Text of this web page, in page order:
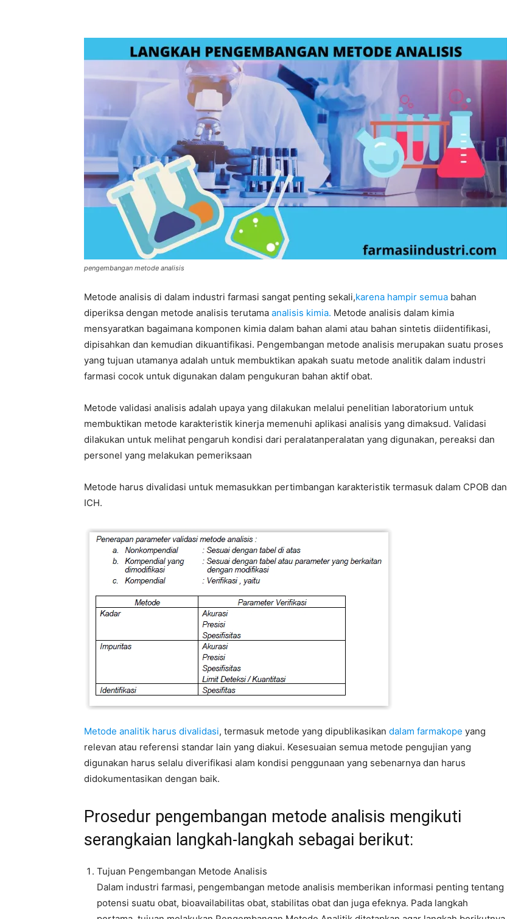
pengembangan metode analisis
Metode analisis di dalam industri farmasi sangat penting sekali,karena hampir semua bahan
diperiksa dengan metode analisis terutama analisis kimia. Metode analisis dalam kimia
mensyaratkan bagaimana komponen kimia dalam bahan alami atau bahan sintetis diidentifikasi,
dipisahkan dan kemudian dikuantifikasi. Pengembangan metode analisis merupakan suatu proses
yang tujuan utamanya adalah untuk membuktikan apakah suatu metode analitik dalam industri
farmasi cocok untuk digunakan dalam pengukuran bahan aktif obat.
Metode validasi analisis adalah upaya yang dilakukan melalui penelitian laboratorium untuk
membuktikan metode karakteristik kinerja memenuhi aplikasi analisis yang dimaksud. Validasi
dilakukan untuk melihat pengaruh kondisi dari peralatanperalatan yang digunakan, pereaksi dan
personel yang melakukan pemeriksaan
Metode harus divalidasi untuk memasukkan pertimbangan karakteristik termasuk dalam CPOB dan
ICH.
Metode analitik harus divalidasi, termasuk metode yang dipublikasikan dalam farmakope yang
relevan atau referensi standar lain yang diakui. Kesesuaian semua metode pengujian yang
digunakan harus selalu diverifikasi alam kondisi penggunaan yang sebenarnya dan harus
didokumentasikan dengan baik.
Prosedur pengembangan metode analisis mengikuti
serangkaian langkah-langkah sebagai berikut:
Tujuan Pengembangan Metode Analisis
Dalam industri farmasi, pengembangan metode analisis memberikan informasi penting tentang
potensi suatu obat, bioavailabilitas obat, stabilitas obat dan juga efeknya. Pada langkah